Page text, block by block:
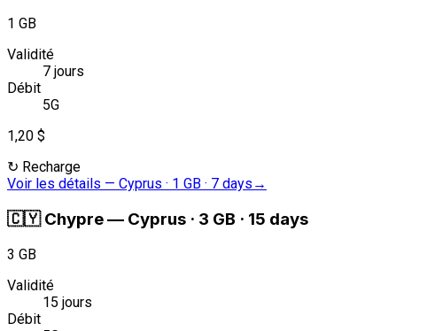
1 GB
Validité
7 jours
Débit
5G
1,20 $
↻ Recharge
Voir les détails — Cyprus · 1 GB · 7 days →
🇨🇾 Chypre— Cyprus · 3 GB · 15 days
3 GB
Validité
15 jours
Débit